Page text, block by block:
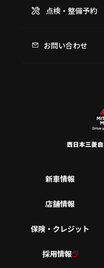
点検・整備予約
お問い合わせ
新車情報
店舗情報
保険・クレジット
採用情報